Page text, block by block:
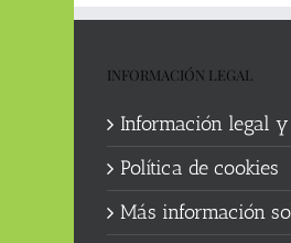
INFORMACIÓN LEGAL
Información legal
Política de cookies
Más información